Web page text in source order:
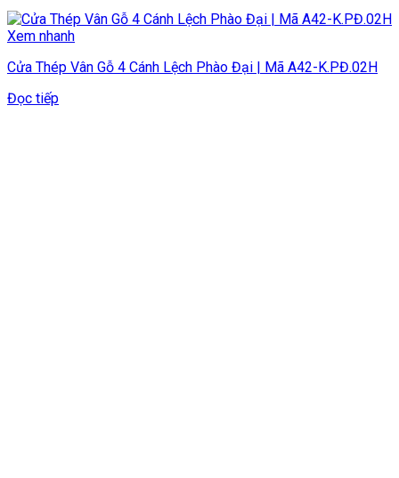
Xem nhanh
Cửa Thép Vân Gỗ 4 Cánh Lệch Phào Đại | Mã A42-K.PĐ.02H
Đọc tiếp